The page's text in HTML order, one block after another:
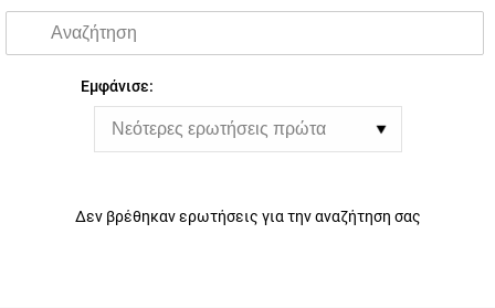
Εμφάνισε:
Δεν βρέθηκαν ερωτήσεις για την αναζήτηση σας